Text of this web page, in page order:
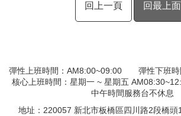
回上一頁 回最上面
彈性上班時間：AM8:00~09:00 彈性下班時
核心上班時間：星期一 ~ 星期五
中午時間服務台不休息
地址：220057 新北市板橋區四川路2段橋頭